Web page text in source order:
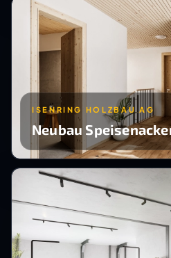
ISENRING HOLZBAU AG
Neubau